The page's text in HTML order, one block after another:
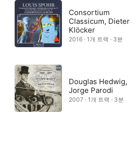
Consortium
Classicum, Dieter
Klöcker
2016 · 1개 트랙 · 3분
Douglas Hedwig,
Jorge Parodi
2007 · 1개 트랙 · 3분